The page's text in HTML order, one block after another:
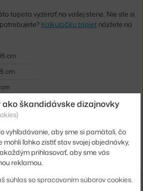
tapeta vyzerať na vašej stene. Nie ste si
Kalkulačku tapiet nájdete na
cm
cm
tapeta
3116
ako škandidávske dizajnovky
vyhľadávanie, aby sme si pamätali, čo
mohli ľahko zistiť stav svojej objednávky,
prihlasovať, aby sme vás
reklamou.
súhlas so spracovaním súborov cookies.